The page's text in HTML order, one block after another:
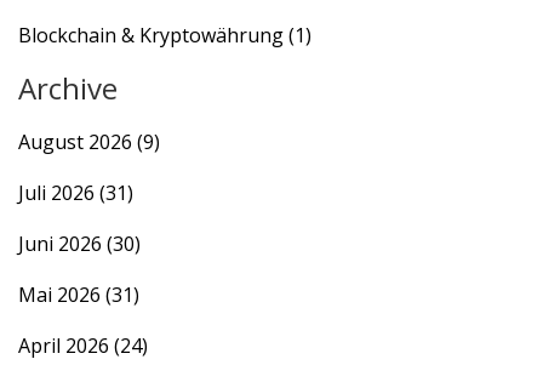
Blockchain & Kryptowährung(1)
Archive
August 2026 (9)
Juli 2026 (31)
Juni 2026 (30)
Mai 2026 (31)
April 2026 (24)